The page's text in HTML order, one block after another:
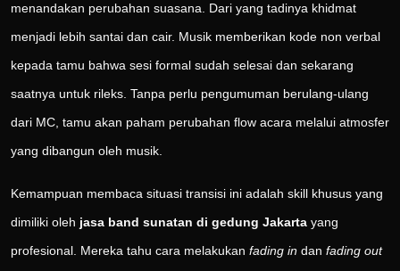
menandakan perubahan suasana. Dari yang tadinya khidmat
menjadi lebih santai dan cair. Musik memberikan kode non verbal
kepada tamu bahwa sesi formal sudah selesai dan sekarang
saatnya untuk rileks. Tanpa perlu pengumuman berulang-ulang
dari MC, tamu akan paham perubahan flow acara melalui atmosfer
yang dibangun oleh musik.
Kemampuan membaca situasi transisi ini adalah skill khusus yang
dimiliki oleh jasa band sunatan di gedung Jakarta yang
profesional. Mereka tahu cara melakukan fading in dan fading out